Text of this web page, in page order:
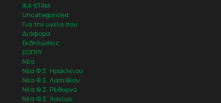
IKA-ETAM
Uncategorized
Για την υγεία σου
Διάφορα
Εκδηλώσεις
ΕΟΠΥΥ
Νέα
Νέα Φ.Σ. Ηρακλείου
Νέα Φ.Σ. Λασιθίου
Νέα Φ.Σ. Ρέθυμνο
Νέα Φ.Σ. Χανίων